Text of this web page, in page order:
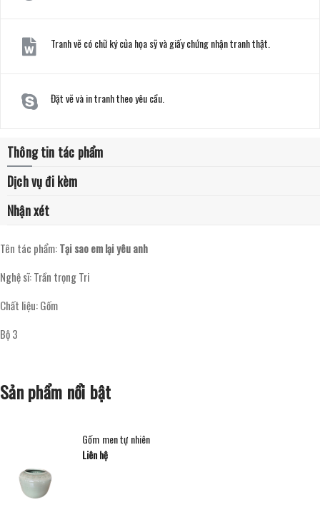
Tranh vẽ có chữ ký của họa sỹ và giấy chứng nhận tranh thật.
Đặt vẽ và in tranh theo yêu cầu.
Thông tin tác phẩm
Dịch vụ đi kèm
Nhận xét
Tên tác phẩm:Tại sao em lại yêu anh
Nghệ sĩ: Trần trọng Tri
Chất liệu: Gốm
Bộ 3
Sản phẩm nổi bật
Gốm men tự nhiên
Liên hệ